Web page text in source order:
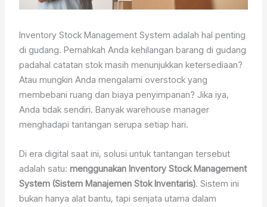
Inventory Stock Management System adalah hal penting
di gudang. Pernahkah Anda kehilangan barang di gudang
padahal catatan stok masih menunjukkan ketersediaan?
Atau mungkin Anda mengalami overstock yang
membebani ruang dan biaya penyimpanan? Jika iya,
Anda tidak sendiri. Banyak warehouse manager
menghadapi tantangan serupa setiap hari.
Di era digital saat ini, solusi untuk tantangan tersebut
adalah satu:menggunakan Inventory Stock Management
System (Sistem Manajemen Stok Inventaris). Sistem ini
bukan hanya alat bantu, tapi senjata utama dalam